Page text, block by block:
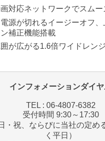
対応ネットワークでスム
源が切れるイージーオフ
補正機能搭載
が広がる1.6倍ワイドレン
インフォメーションダイ
TEL : 06-4807-6382
受付時間 9:30～17:30
・祝、ならびに当社の定め
く平日）